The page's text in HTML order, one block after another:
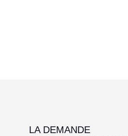
LA DEMANDE